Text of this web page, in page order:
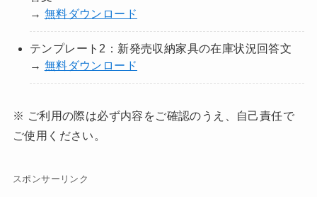
→ 無料ダウンロード
テンプレート2：新発売収納家具の在庫状況回答文
→ 無料ダウンロード
※ ご利用の際は必ず内容をご確認のうえ、自己責任で
ご使用ください。
スポンサーリンク